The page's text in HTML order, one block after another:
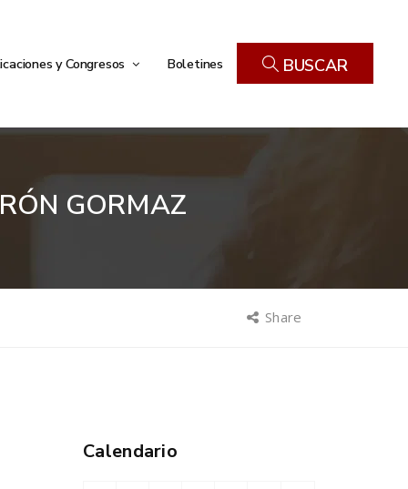
y Congresos Boletines BUSCAR
GORMAZ
Share
Calendario